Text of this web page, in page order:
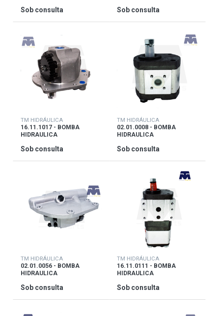
Sob consulta Sob consulta
TM HIDRÁULICA
16.11.1017 - BOMBA
HIDRAULICA
Sob consulta
TM HIDRÁULICA
02.01.0008 - BOMBA
HIDRAULICA
Sob consulta
TM HIDRÁULICA
02.01.0056 - BOMBA
HIDRAULICA
Sob consulta
TM HIDRÁULICA
16.11.0111 - BOMBA
HIDRAULICA
Sob consulta